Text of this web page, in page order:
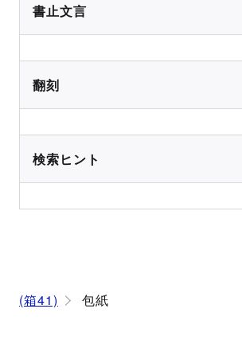
書止文言
翻刻
検索ヒント
(箱41) 包紙